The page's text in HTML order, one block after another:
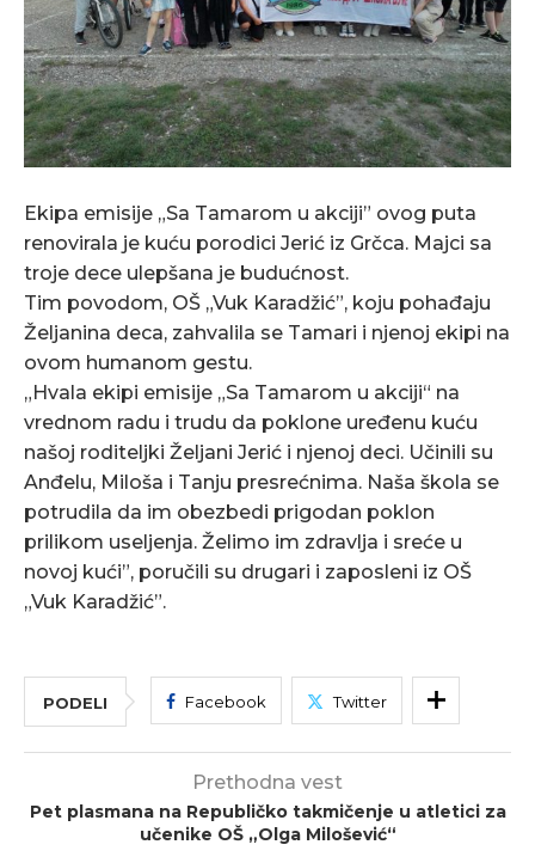
Ekipa emisije „Sa Tamarom u akciji” ovog puta
renovirala je kuću porodici Jerić iz Grčca. Majci sa
troje dece ulepšana je budućnost.
Tim povodom, OŠ „Vuk Karadžić”, koju pohađaju
Željanina deca, zahvalila se Tamari i njenoj ekipi na
ovom humanom gestu.
„Hvala ekipi emisije „Sa Tamarom u akciji“ na
vrednom radu i trudu da poklone uređenu kuću
našoj roditeljki Željani Jerić i njenoj deci. Učinili su
Anđelu, Miloša i Tanju presrećnima. Naša škola se
potrudila da im obezbedi prigodan poklon
prilikom useljenja. Želimo im zdravlja i sreće u
novoj kući”, poručili su drugari i zaposleni iz OŠ
„Vuk Karadžić”.
PODELI Facebook Twitter
Prethodna vest
Pet plasmana na Republičko takmičenje u atletici za
učenike OŠ „Olga Milošević“